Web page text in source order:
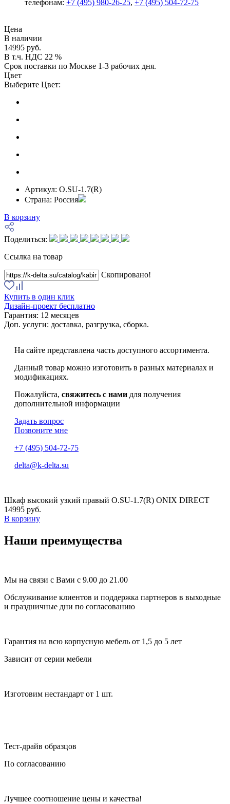
телефонам: +7 (495) 980-26-25, +7 (495) 504-72-75
Цена
В наличии
14995 руб.
В т.ч. НДС 22 %
Срок поставки по Москве 1-3 рабочих дня.
Цвет
Выберите Цвет:
Артикул: O.SU-1.7(R)
Страна: Россия
В корзину
Поделиться:
Ссылка на товар
Скопировано!
Купить в один клик
Дизайн-проект бесплатно
Гарантия: 12 месяцев
Доп. услуги: доставка, разгрузка, сборка.
На сайте представлена часть доступного ассортимента.
Данный товар можно изготовить в разных материалах и
модификациях.
Пожалуйста, свяжитесь с нами для получения
дополнительной информации
Задать вопрос
Позвоните мне
+7 (495) 504-72-75
delta@k-delta.su
Шкаф высокий узкий правый O.SU-1.7(R) ONIX DIRECT
14995 руб.
В корзину
Наши преимущества
Мы на связи с Вами с 9.00 до 21.00
Обслуживание клиентов и поддержка партнеров в выходные
и праздничные дни по согласованию
Гарантия на всю корпусную мебель от 1,5 до 5 лет
Зависит от серии мебели
Изготовим нестандарт от 1 шт.
Тест-драйв образцов
По согласованию
Лучшее соотношение цены и качества!